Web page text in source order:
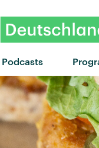
Podcasts